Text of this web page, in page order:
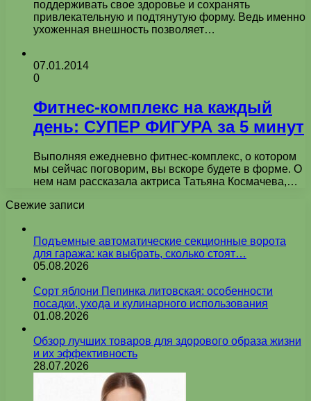
поддерживать свое здоровье и сохранять
привлекательную и подтянутую форму. Ведь именно
ухоженная внешность позволяет…
07.01.2014
0
Фитнес-комплекс на каждый
день: СУПЕР ФИГУРА за 5 минут
Выполняя ежедневно фитнес-комплекс, о котором
мы сейчас поговорим, вы вскоре будете в форме. О
нем нам рассказала актриса Татьяна Космачева,…
Свежие записи
Подъемные автоматические секционные ворота
для гаража: как выбрать, сколько стоят…
05.08.2026
Сорт яблони Пепинка литовская: особенности
посадки, ухода и кулинарного использования
01.08.2026
Обзор лучших товаров для здорового образа жизни
и их эффективность
28.07.2026